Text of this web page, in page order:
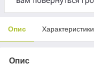
Опис Характеристики
Опис